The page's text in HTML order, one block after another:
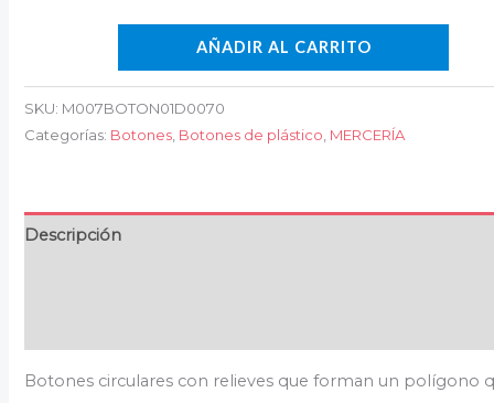
AÑADIR AL CARRITO
SKU: M007BOTON01D0070
Categorías: Botones Botones de plástico MERCERÍA
Descripción
Botones circulares con relieves que forman un polígono